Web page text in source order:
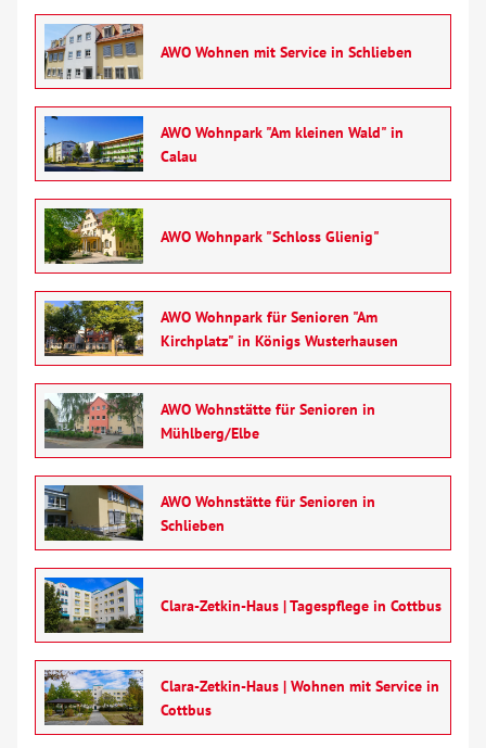
AWO Wohnen mit Service in Schlieben
AWO Wohnpark "Am kleinen Wald" in
Calau
AWO Wohnpark "Schloss Glienig"
AWO Wohnpark für Senioren "Am
Kirchplatz" in Königs Wusterhausen
AWO Wohnstätte für Senioren in
Mühlberg/Elbe
AWO Wohnstätte für Senioren in
Schlieben
Clara-Zetkin-Haus | Tagespflege in Cottbus
Clara-Zetkin-Haus | Wohnen mit Service in
Cottbus